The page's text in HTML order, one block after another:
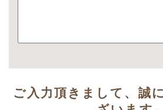
ご入力頂きまして、誠